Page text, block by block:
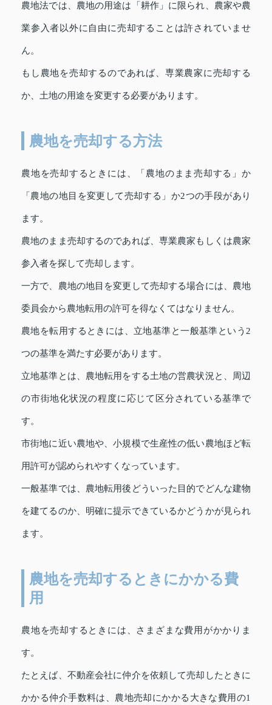
農地法では、農地の用途は「耕作」に限られ、農家や農
業参入者以外に自由に売却することは許されていませ
ん。
もし農地を売却するのであれば、専業農家に売却する
か、土地の用途を変更する必要があります。
農地を売却する方法
農地を売却するときには、「農地のまま売却する」か
「農地の地目を変更して売却する」か2つの手段があり
ます。
農地のまま売却するのであれば、専業農家もしくは農家
参入者を探して売却します。
一方で、農地の地目を変更して売却する場合には、農地
委員会から農地転用の許可を得なくてはなりません。
農地を転用するときには、立地基準と一般基準という2
つの基準を満たす必要があります。
立地基準とは、農地転用をする土地の営農状況と、周辺
の市街地化状況の程度に応じて区分されている基準で
す。
市街地に近い農地や、小規模で生産性の低い農地ほど転
用許可が認められやすくなっています。
一般基準では、農地転用後どういった目的でどんな建物
を建てるのか、明確に提示できているかどうかが見られ
ます。
農地を売却するときにかかる費
用
農地を売却するときには、さまざまな費用がかかりま
す。
たとえば、不動産会社に仲介を依頼して売却したときに
かかる仲介手数料は、農地売却にかかる大きな費用の1